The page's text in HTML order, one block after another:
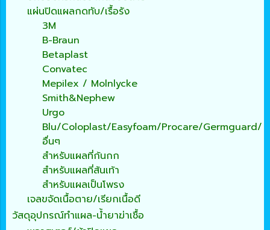
แผ่นปิดแผลกดทับ/เรื้อรัง
3M
B-Braun
Betaplast
Convatec
Mepilex / Molnlycke
Smith&Nephew
Urgo
Blu/Coloplast/Easyfoam/Procare/Germguard/
อื่นๆ
สำหรับแผลที่ก้นกก
สำหรับแผลที่ส้นเท้า
สำหรับแผลเป็นโพรง
เจลขจัดเนื้อตาย/เรียกเนื้อดี
วัสดุอุปกรณ์ทำแผล-น้ำยาฆ่าเชื้อ